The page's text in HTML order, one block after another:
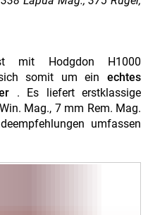
mit Hodgdon H1000
somit um ein echtes
. Es liefert erstklassige
Mag., 7 mm Rem. Mag.
umfassen